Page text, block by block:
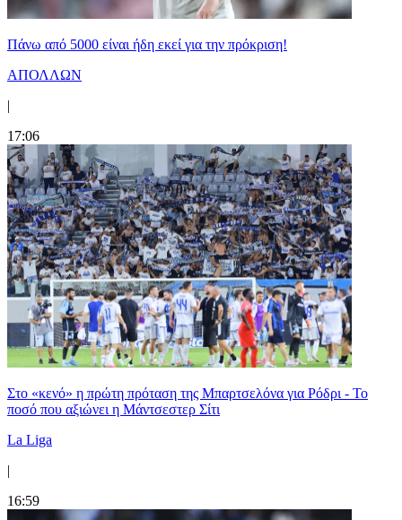
Πάνω από 5000 είναι ήδη εκεί για την πρόκριση!
ΑΠΟΛΛΩΝ
|
17:06
Στο «κενό» η πρώτη πρόταση της Μπαρτσελόνα για Ρόδρι - Το
ποσό που αξιώνει η Μάντσεστερ Σίτι
La Liga
|
16:59